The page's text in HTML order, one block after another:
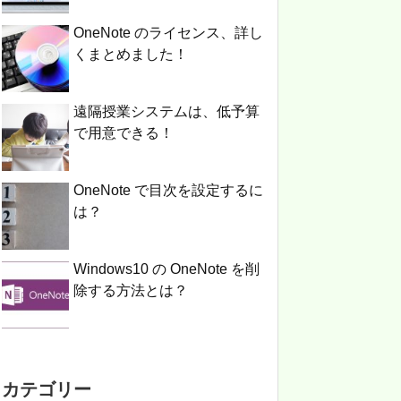
OneNote のライセンス、詳し
くまとめました！
遠隔授業システムは、低予算
で用意できる！
OneNote で目次を設定するに
は？
Windows10 の OneNote を削
除する方法とは？
カテゴリー